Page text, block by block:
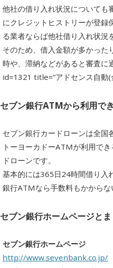
他社の借り入れ状況についても
にクレジットヒストリーが登録
る業者ならば他社借り入れ状況
そのため、借入金額が多かった
時や、滞納などがあると審査に
id=1321 title=”アドセンス自動(
セブン銀行ATMから利用で
セブン銀行カードローンは全国
トーヨーカドーATMが利用で
ドローンです。
基本的には365日24時間借り入
銀行ATMなら手数料もかからな
セブン銀行ホームページと
セブン銀行ホームページ
http://www.sevenbank.co.jp/